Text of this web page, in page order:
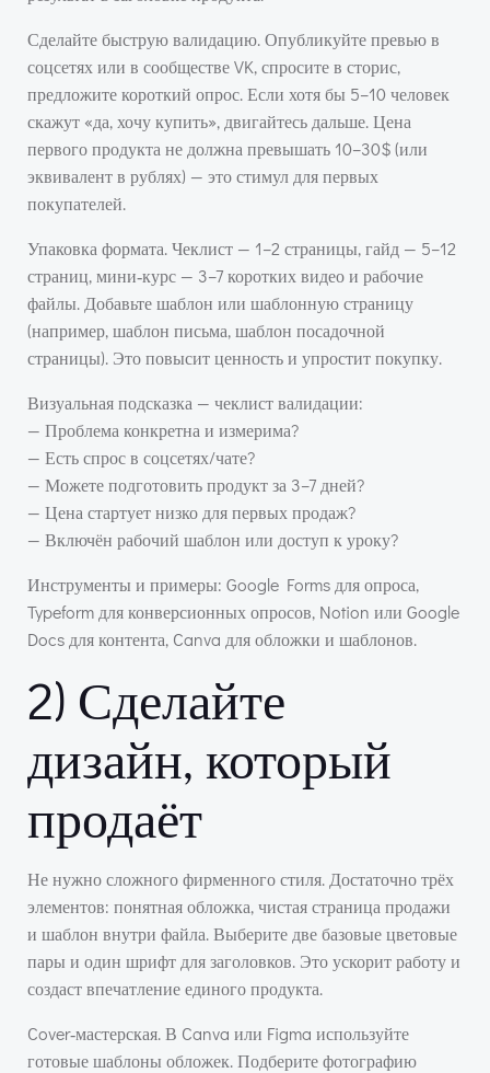
Сделайте быструю валидацию. Опубликуйте превью в
соцсетях или в сообществе VK, спросите в сторис,
предложите короткий опрос. Если хотя бы 5–10 человек
скажут «да, хочу купить», двигайтесь дальше. Цена
первого продукта не должна превышать 10–30$ (или
эквивалент в рублях) — это стимул для первых
покупателей.
Упаковка формата. Чеклист — 1–2 страницы, гайд — 5–12
страниц, мини‑курс — 3–7 коротких видео и рабочие
файлы. Добавьте шаблон или шаблонную страницу
(например, шаблон письма, шаблон посадочной
страницы). Это повысит ценность и упростит покупку.
Визуальная подсказка — чеклист валидации:
— Проблема конкретна и измерима?
— Есть спрос в соцсетях/чате?
— Можете подготовить продукт за 3–7 дней?
— Цена стартует низко для первых продаж?
— Включён рабочий шаблон или доступ к уроку?
Инструменты и примеры: Google Forms для опроса,
Typeform для конверсионных опросов, Notion или Google
Docs для контента, Canva для обложки и шаблонов.
2) Сделайте
дизайн, который
продаёт
Не нужно сложного фирменного стиля. Достаточно трёх
элементов: понятная обложка, чистая страница продажи
и шаблон внутри файла. Выберите две базовые цветовые
пары и один шрифт для заголовков. Это ускорит работу и
создаст впечатление единого продукта.
Cover‑мастерская. В Canva или Figma используйте
готовые шаблоны обложек. Подберите фотографию